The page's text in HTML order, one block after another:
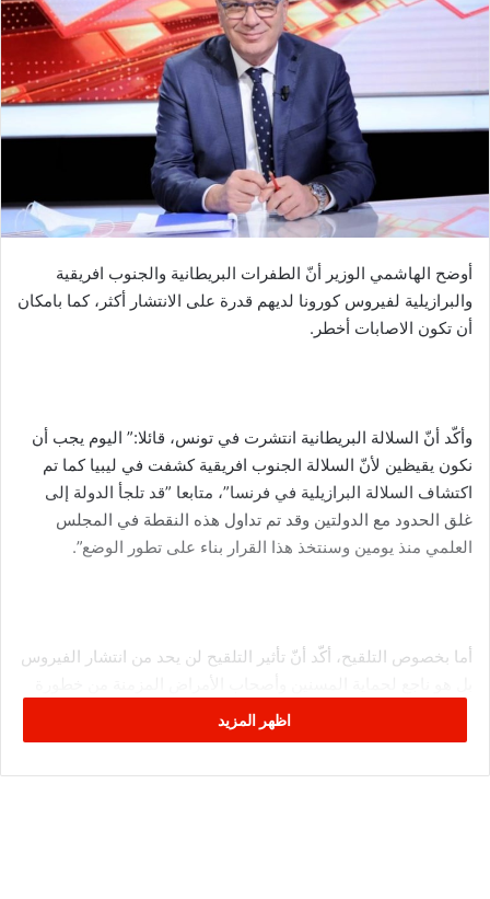
أوضح الهاشمي الوزير أنّ الطفرات البريطانية والجنوب افريقية
والبرازيلية لفيروس كورونا لديهم قدرة على الانتشار أكثر، كما بامكان
أن تكون الاصابات أخطر.
وأكّد أنّ السلالة البريطانية انتشرت في تونس، قائلا:” اليوم يجب أن
نكون يقيظين لأنّ السلالة الجنوب افريقية كشفت في ليبيا كما تم
اكتشاف السلالة البرازيلية في فرنسا”، متابعا ”قد تلجأ الدولة إلى
غلق الحدود مع الدولتين وقد تم تداول هذه النقطة في المجلس
العلمي منذ يومين وسنتخذ هذا القرار بناء على تطور الوضع”.
أما بخصوص التلقيح، أكّد أنّ تأثير التلقيح لن يحد من انتشار الفيروس
هذا الفيروس، كاشفا أن تونس لم تصل بعد للمناعة الجماعية التي
تحد من انتشار كورونا، مؤكّدا ان الوسائل الوقائية هي الوحيدة
اظهر المزيد